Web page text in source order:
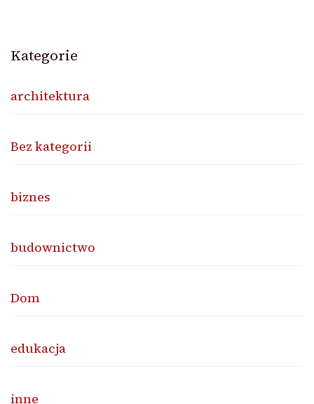
Kategorie
architektura
Bez kategorii
biznes
budownictwo
Dom
edukacja
inne